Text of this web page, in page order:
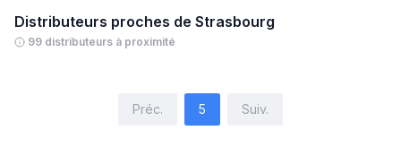
Distributeurs proches de Strasbourg
99 distributeurs à proximité
Préc. 5 Suiv.